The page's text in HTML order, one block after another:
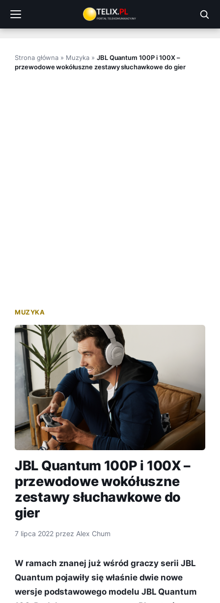
treści
Strona główna » Muzyka» JBL Quantum 100P i 100X –
przewodowe wokółuszne zestawy słuchawkowe do gier
MUZYKA
JBL Quantum 100P i 100X –
przewodowe wokółuszne
zestawy słuchawkowe do
gier
7 lipca 2022 przezAlex Chum
W ramach znanej już wśród graczy serii JBL
Quantum pojawiły się właśnie dwie nowe
wersje podstawowego modelu JBL Quantum